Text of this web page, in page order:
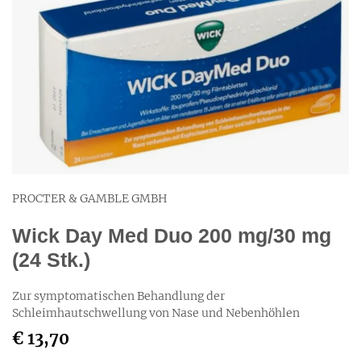
PROCTER & GAMBLE GMBH
Wick Day Med Duo 200 mg/30 mg
(24 Stk.)
Zur symptomatischen Behandlung der
Schleimhautschwellung von Nase und Nebenhöhlen
€ 13,70